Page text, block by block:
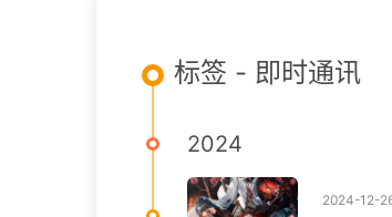
标签 - 即时通讯
2024
2024-12-